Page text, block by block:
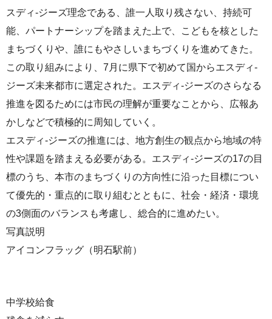
スディ-ジーズ理念である、誰一人取り残さない、持続可
能、パートナーシップを踏まえた上で、こどもを核とした
まちづくりや、誰にもやさしいまちづくりを進めてきた。
この取り組みにより、7月に県下で初めて国からエスディ-
ジーズ未来都市に選定された。エスディ-ジーズのさらなる
推進を図るためには市民の理解が重要なことから、広報あ
かしなどで積極的に周知していく。
エスディ-ジーズの推進には、地方創生の観点から地域の特
性や課題を踏まえる必要がある。エスディ-ジーズの17の目
標のうち、本市のまちづくりの方向性に沿った目標につい
て優先的・重点的に取り組むとともに、社会・経済・環境
の3側面のバランスも考慮し、総合的に進めたい。
写真説明
アイコンフラッグ（明石駅前）
中学校給食